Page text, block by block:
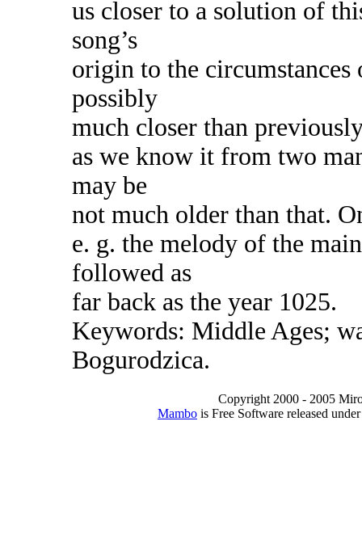
us closer to a solution of
song’s
origin to the circumstances
possibly
much closer than
as we know it from two
may be
not much older than that.
e. g. the melody of the
followed as
far back as the year 1025.
Keywords: Middle Ages;
Bogurodzica.
Copyright 2000 - 2005
Mambo is Free Software released